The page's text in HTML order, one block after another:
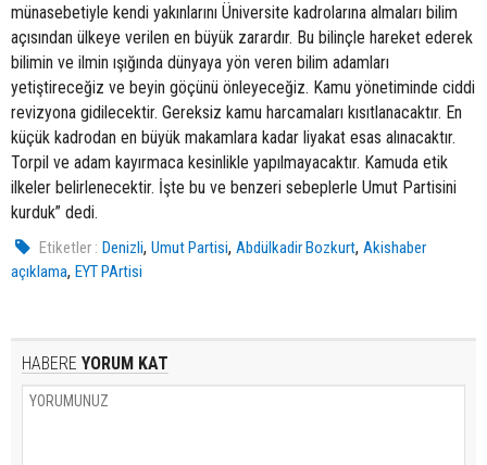
münasebetiyle kendi yakınlarını Üniversite kadrolarına almaları bilim
açısından ülkeye verilen en büyük zarardır. Bu bilinçle hareket ederek
bilimin ve ilmin ışığında dünyaya yön veren bilim adamları
yetiştireceğiz ve beyin göçünü önleyeceğiz. Kamu yönetiminde ciddi
revizyona gidilecektir. Gereksiz kamu harcamaları kısıtlanacaktır. En
küçük kadrodan en büyük makamlara kadar liyakat esas alınacaktır.
Torpil ve adam kayırmaca kesinlikle yapılmayacaktır. Kamuda etik
ilkeler belirlenecektir. İşte bu ve benzeri sebeplerle Umut Partisini
kurduk” dedi.
Etiketler : Denizli,Umut Partisi,Abdülkadir Bozkurt,Akishaber
açıklama, EYT PArtisi
HABERE YORUM KAT